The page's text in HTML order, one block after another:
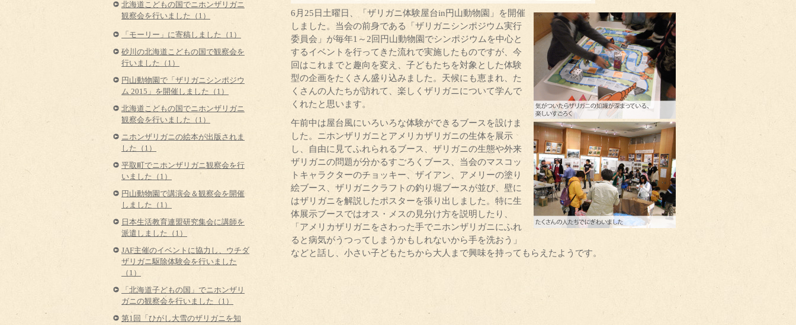
6月25日土曜日、「ザリガニ体験屋台in円山動物園」を開催
しました。当会の前身である「ザリガニシンポジウム実行
委員会」が毎年1～2回円山動物園でシンポジウムを中心と
するイベントを行ってきた流れで実施したものですが、今
回はこれまでと趣向を変え、子どもたちを対象とした体験
型の企画をたくさん盛り込みました。天候にも恵まれ、た
くさんの人たちが訪れて、楽しくザリガニについて学んで
くれたと思います。
午前中は屋台風にいろいろな体験ができるブースを設けま
した。ニホンザリガニとアメリカザリガニの生体を展示
し、自由に見てふれられるブース、ザリガニの生態や外来
ザリガニの問題が分かるすごろくブース、当会のマスコッ
トキャラクターのチョッキー、ザイアン、アメリーの塗り
絵ブース、ザリガニクラフトの釣り堀ブースが並び、壁に
はザリガニを解説したポスターを張り出しました。特に生
体展示ブースではオス・メスの見分け方を説明したり、
「アメリカザリガニをさわった手でニホンザリガニにふれ
ると病気がうつってしまうかもしれないから手を洗おう」
などと話し、小さい子どもたちから大人まで興味を持ってもらえたようです。
北海道こどもの国でニホンザリガニ
観察会を行いました（1）
「モーリー」に寄稿しました（1）
砂川の北海道こどもの国で観察会を
行いました（1）
円山動物園で「ザリガニシンポジウ
ム 2015」を開催しました（1）
北海道こどもの国でニホンザリガニ
観察会を行いました（1）
ニホンザリガニの絵本が出版されま
した（1）
平取町でニホンザリガニ観察会を行
いました（1）
円山動物園で講演会＆観察会を開催
しました（1）
日本生活教育連盟研究集会に講師を
派遣しました（1）
JAF主催のイベントに協力し、ウチダ
ザリガニ駆除体験会を行いました
（1）
「北海道子どもの国」でニホンザリ
ガニの観察会を行いました（1）
第1回「ひがし大雪のザリガニを知